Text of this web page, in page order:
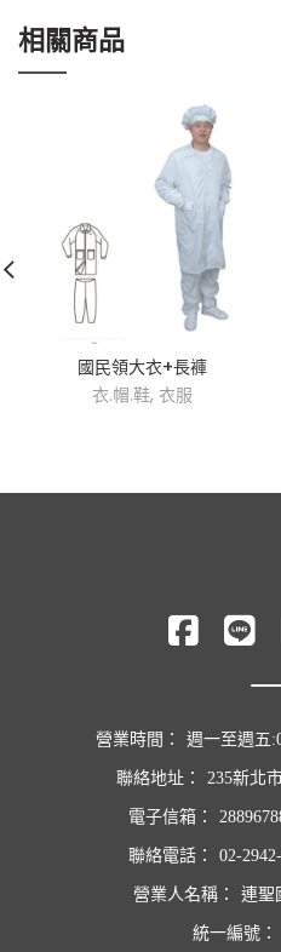
相關商品
國民領大衣+長褲
衣.帽.鞋, 衣服
營業時間： 週一至週五
聯絡地址： 235新北
電子信箱：
聯絡電話： 02-
營業人名稱： 連聖
統一編號：